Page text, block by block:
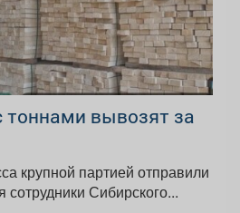
тоннами вывозят за
крупной партией отправили
июля сотрудники Сибирского...